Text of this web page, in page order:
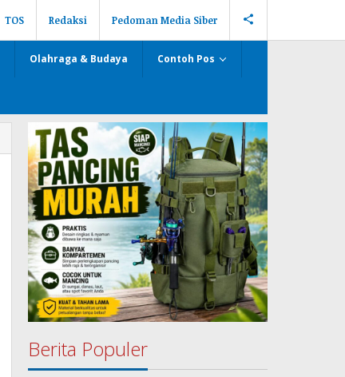
TOS Redaksi Pedoman Media Siber
Olahraga & Budaya Contoh Pos
Berita Populer